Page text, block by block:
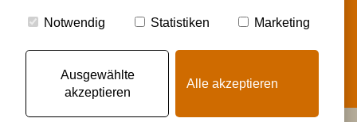
Notwendig Statistiken Marketing
Ausgewählte
akzeptieren
Alle akzeptieren
Tel.: 03947 - 77 29 012
info(at)thanatopraktiker-thomas-thiess.de
Kontakt Impressum Datenschutz